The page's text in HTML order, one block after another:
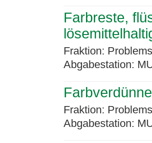
Farbreste,
Fraktion:
Abgabestation:
Fraktion:
Abgabestation: